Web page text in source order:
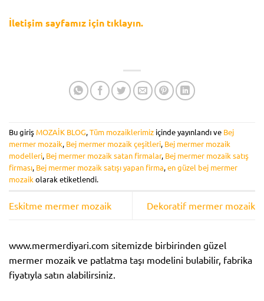
İletişim sayfamız için tıklayın.
Bu giriş MOZAİK BLOG,Tüm mozaiklerimiz içinde yayınlandı ve Bej
mermer mozaik, Bej mermer mozaik çeşitleri, Bej mermer mozaik
modelleri, Bej mermer mozaik satan firmalar, Bej mermer mozaik satış
firması, Bej mermer mozaik satışı yapan firma,en güzel bej mermer
mozaik olarak etiketlendi.
Eskitme mermer mozaik Dekoratif mermer mozaik
www.mermerdiyari.com sitemizde birbirinden güzel
mermer mozaik ve patlatma taşı modelini bulabilir, fabrika
fiyatıyla satın alabilirsiniz.